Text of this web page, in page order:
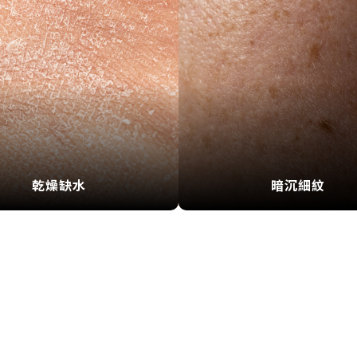
乾燥缺水 暗沉細紋